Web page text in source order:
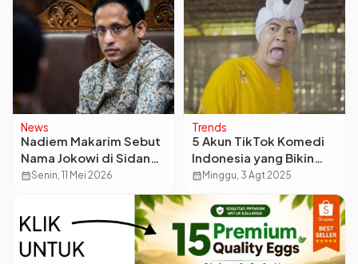
News
Nadiem Makarim Sebut
Nama Jokowi di Sidang
Korupsi Chromebook
calendar_monthSenin, 11 Mei 2026
Trends
5 Akun TikTok Komedi
Indonesia yang Bikin
Ketawa Tapi Gak Norak
calendar_month Minggu, 3 Agt 2025